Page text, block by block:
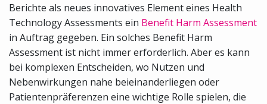
Berichte als neues innovatives Element eines Health
Technology Assessments ein Benefit Harm Assessment
in Auftrag gegeben. Ein solches Benefit Harm
Assessment ist nicht immer erforderlich. Aber es kann
bei komplexen Entscheiden, wo Nutzen und
Nebenwirkungen nahe beieinanderliegen oder
Patientenpräferenzen eine wichtige Rolle spielen, die